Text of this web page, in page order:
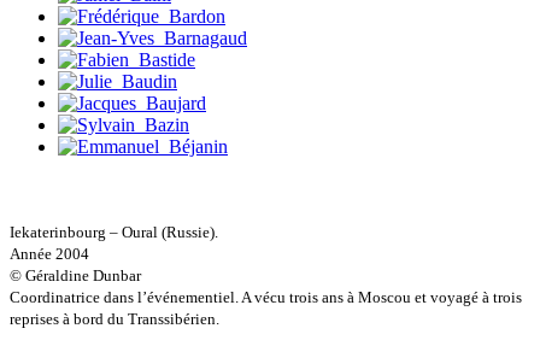
Jacq Marie-Claire
Jallade Sébastien
Janichon Gérard
Kerouedan Annie
Klein Julie
Klotz Lætitia
Klvana Ilya
Lacarrière Jacques
Lagny Laurence
Laheurte Marielle
Lamotte Aymeric de
Iekaterinbourg – Oural (Russie).
Année 2004
© Géraldine Dunbar
Coordinatrice dans l’événementiel. A vécu trois ans à Moscou et voyagé à trois
reprises à bord du Transsibérien.